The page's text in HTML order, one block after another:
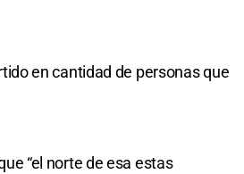
en cantidad de personas que
“el norte de esa estas